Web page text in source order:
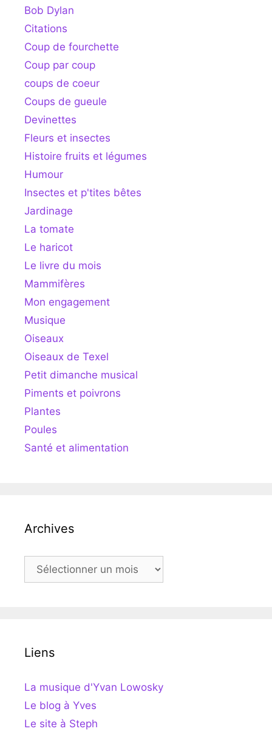
Bob Dylan
Citations
Coup de fourchette
Coup par coup
coups de coeur
Coups de gueule
Devinettes
Fleurs et insectes
Histoire fruits et légumes
Humour
Insectes et p'tites bêtes
Jardinage
La tomate
Le haricot
Le livre du mois
Mammifères
Mon engagement
Musique
Oiseaux
Oiseaux de Texel
Petit dimanche musical
Piments et poivrons
Plantes
Poules
Santé et alimentation
Archives
Archives
Liens
La musique d'Yvan Lowosky
Le blog à Yves
Le site à Steph